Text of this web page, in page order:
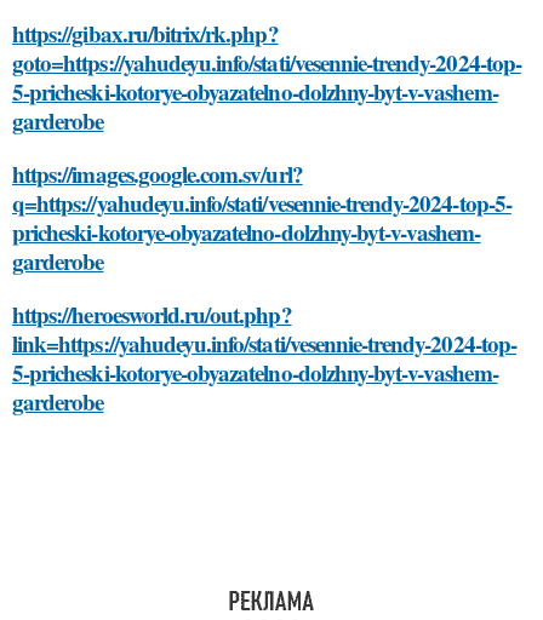
https://gibax.ru/bitrix/rk.php?
goto=https://yahudeyu.info/stati/vesennie-trendy-2024-top-
5-pricheski-kotorye-obyazatelno-dolzhny-byt-v-vashem-
garderobe
https://images.google.com.sv/url?
q=https://yahudeyu.info/stati/vesennie-trendy-2024-top-5-
pricheski-kotorye-obyazatelno-dolzhny-byt-v-vashem-
garderobe
https://heroesworld.ru/out.php?
link=https://yahudeyu.info/stati/vesennie-trendy-2024-top-
5-pricheski-kotorye-obyazatelno-dolzhny-byt-v-vashem-
garderobe